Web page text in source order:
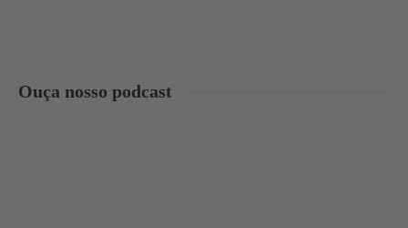
Ouça nosso podcast